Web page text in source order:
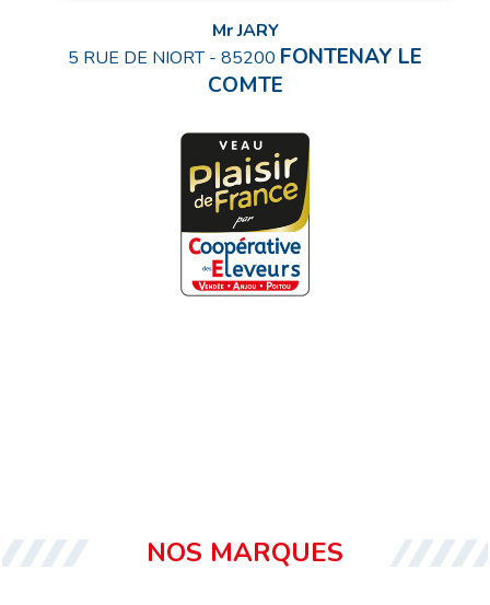
Mr JARY
5 RUE DE NIORT- 85200 FONTENAY LE
COMTE
NOS MARQUES